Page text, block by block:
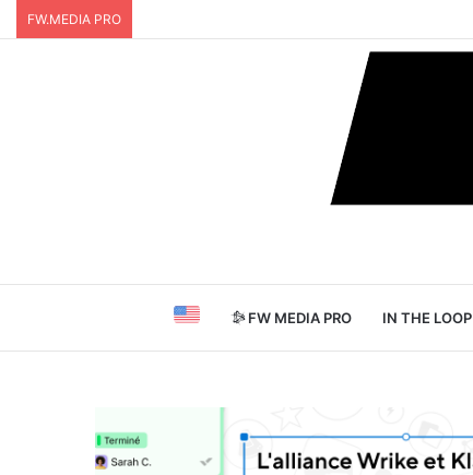
FW.MEDIA PRO
FW MEDIA PRO IN THE LOOP